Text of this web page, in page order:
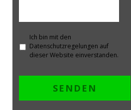
Ich bin mit den
Datenschutzregelungen auf
dieser Website einverstanden.